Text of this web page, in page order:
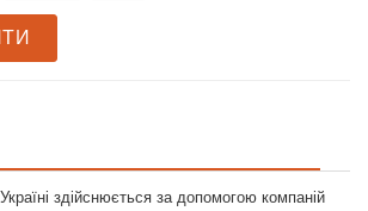
здійснюється за допомогою компаній